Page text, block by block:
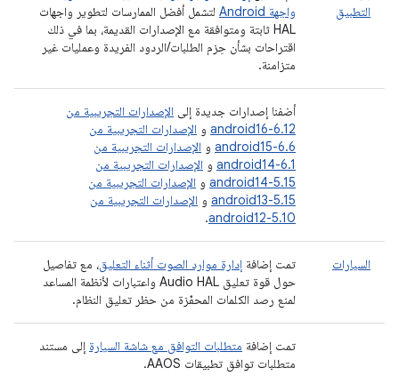
التطبيق
واجهة Android
لتشمل أفضل الممارسات لتطوير واجهات
HAL ثابتة ومتوافقة مع الإصدارات القديمة، بما في ذلك
اقتراحات بشأن حِزم الطلبات/الردود الفريدة وعمليات غير
متزامنة.
أضفنا إصدارات جديدة إلى الإصدارات التجريبية من
android16-6.12 و الإصدارات التجريبية من
android15-6.6 و الإصدارات التجريبية من
android14-6.1 و الإصدارات التجريبية من
android14-5.15 و الإصدارات التجريبية من
android13-5.15 و الإصدارات التجريبية من
android12-5.10
.
السيارات تمت إضافة إدارة موارد الصوت أثناء التعليق، مع تفاصيل
حول قوة تعليق Audio HAL واعتبارات لأنظمة المساعد
لمنع رصد الكلمات المحفّزة من حظر تعليق النظام.
تمت إضافة متطلبات التوافق مع شاشة السيارة إلى مستند
متطلبات توافق تطبيقات AAOS.